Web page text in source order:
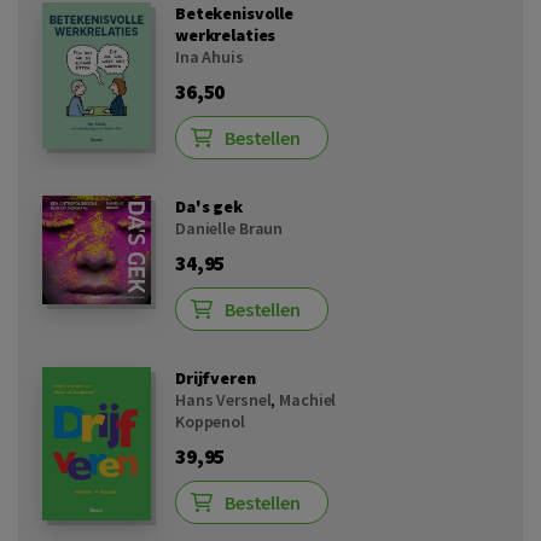
Betekenisvolle
werkrelaties
Ina Ahuis
36,50
Bestellen
Da's gek
Danielle Braun
34,95
Bestellen
Drijfveren
Hans Versnel, Machiel
Koppenol
39,95
Bestellen